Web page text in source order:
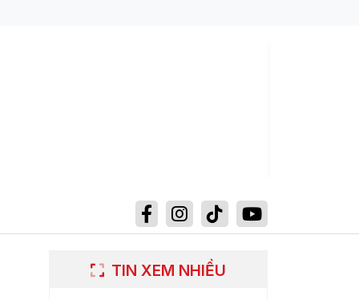
TIN XEM NHIỀU